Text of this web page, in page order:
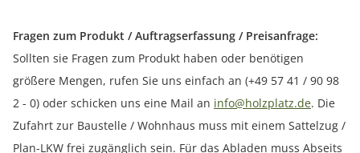
Fragen zum Produkt / Auftragserfassung / Preisanfrage:
Sollten sie Fragen zum Produkt haben oder benötigen
größere Mengen, rufen Sie uns einfach an (+49 57 41 / 90 98
2 - 0) oder schicken uns eine Mail an info@holzplatz.de. Die
Zufahrt zur Baustelle / Wohnhaus muss mit einem Sattelzug /
Plan-LKW frei zugänglich sein. Für das Abladen muss Abseits